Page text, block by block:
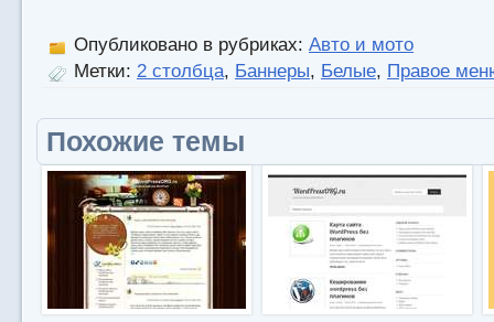
Опубликовано в рубриках: Авто и мото
Метки: 2 столбца, Баннеры, Белые, Правое
Похожие темы